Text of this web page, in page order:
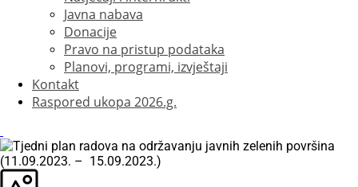
Javna nabava
Donacije
Pravo na pristup podataka
Planovi, programi, izvještaji
Kontakt
Raspored ukopa 2026.g.